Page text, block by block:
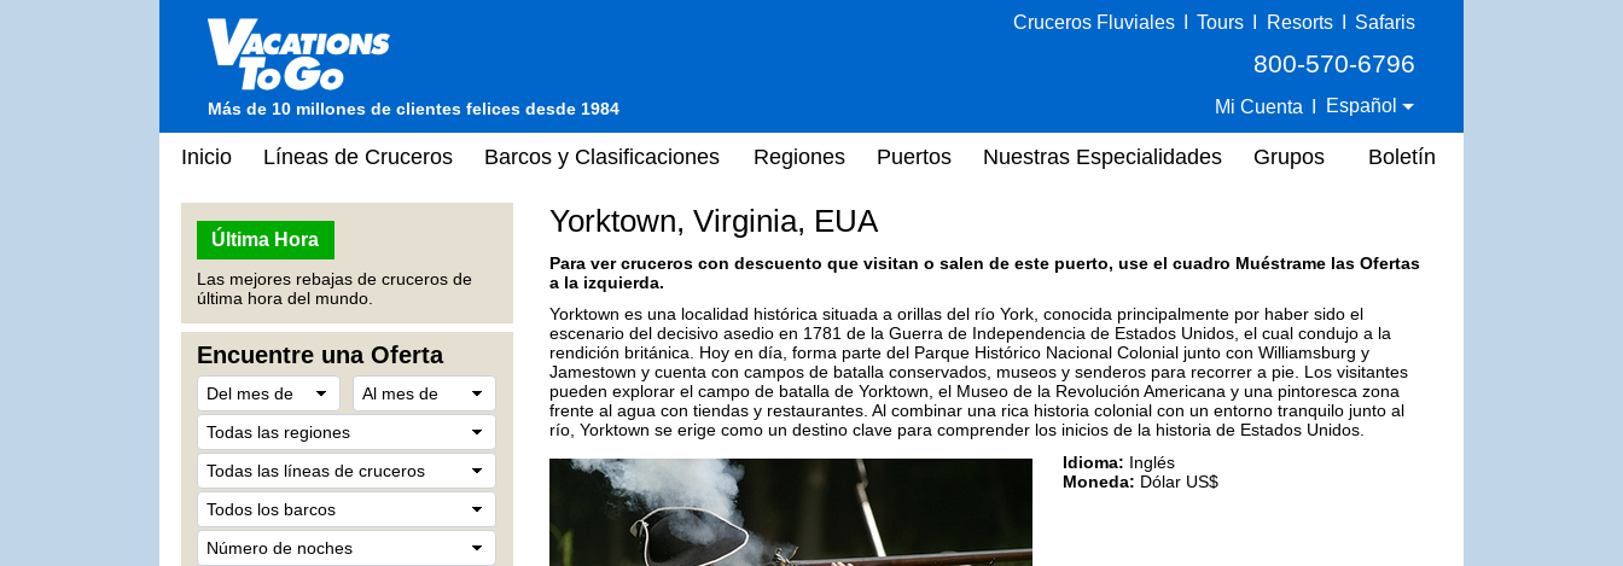
Más de 10 millones de clientes felices desde 1984
Cruceros Fluviales Tours Resorts Safaris
800-570-6796
Mi Cuenta Español
Inicio Líneas de Cruceros Barcos y Clasificaciones Regiones Puertos Nuestras Especialidades Grupos Boletín
Última Hora
Las mejores rebajas de cruceros de
última hora del mundo.
Encuentre una Oferta
Yorktown, Virginia, EUA
Para ver cruceros con descuento que visitan o salen de este puerto, use el cuadro Muéstrame las Ofertas
a la izquierda.
Yorktown es una localidad histórica situada a orillas del río York, conocida principalmente por haber sido el
escenario del decisivo asedio en 1781 de la Guerra de Independencia de Estados Unidos, el cual condujo a la
rendición británica. Hoy en día, forma parte del Parque Histórico Nacional Colonial junto con Williamsburg y
Jamestown y cuenta con campos de batalla conservados, museos y senderos para recorrer a pie. Los visitantes
pueden explorar el campo de batalla de Yorktown, el Museo de la Revolución Americana y una pintoresca zona
frente al agua con tiendas y restaurantes. Al combinar una rica historia colonial con un entorno tranquilo junto al
río, Yorktown se erige como un destino clave para comprender los inicios de la historia de Estados Unidos.
Idioma: Inglés
Moneda: Dólar US$